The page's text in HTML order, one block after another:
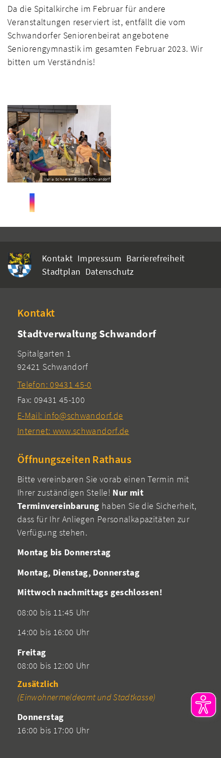
Da die Spitalkirche im Februar für andere
Veranstaltungen reserviert ist, entfällt die vom
Schwandorfer Seniorenbeirat angebotene
Seniorengymnastik im gesamten Februar 2023. Wir
bitten um Verständnis!
Maria Schuierer © Stadt Schwandorf
Kontakt Impressum Barrierefreiheit
Stadtplan Datenschutz
Kontakt
Stadtverwaltung Schwandorf
Spitalgarten 1
92421 Schwandorf
Telefon: 09431 45-0
Fax: 09431 45-100
E-Mail: info@schwandorf.de
Internet: www.schwandorf.de
Öffnungszeiten Rathaus
Bitte vereinbaren Sie vorab einen Termin mit
Ihrer zuständigen Stelle! Nur mit
Terminvereinbarung haben Sie die Sicherheit,
dass für Ihr Anliegen Personalkapazitäten zur
Verfügung stehen.
Montag bis Donnerstag
Montag, Dienstag, Donnerstag
Mittwoch nachmittags geschlossen!
08:00 bis 11:45 Uhr
14:00 bis 16:00 Uhr
Freitag
08:00 bis 12:00 Uhr
Zusätzlich
(Einwohnermeldeamt und Stadtkasse)
Donnerstag
16:00 bis 17:00 Uhr